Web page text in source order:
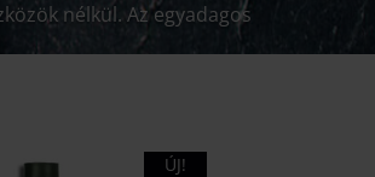
nélkül. Az egyadagos
ÚJ!